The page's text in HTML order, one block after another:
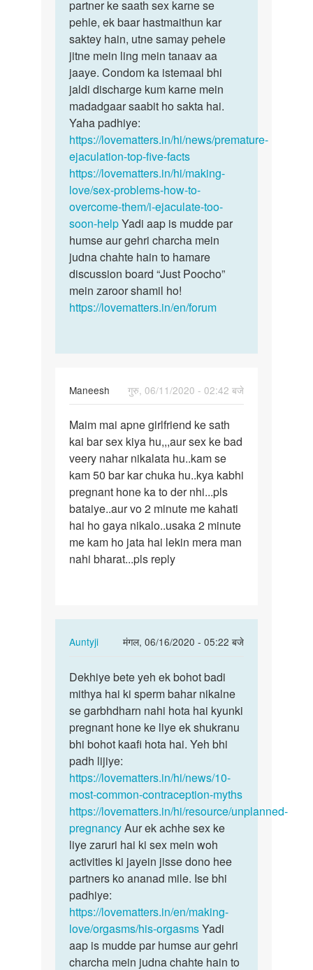
partner ke saath sex karne se
pehle, ek baar hastmaithun kar
saktey hain, utne samay pehele
jitne mein ling mein tanaav aa
jaaye. Condom ka istemaal bhi
jaldi discharge kum karne mein
madadgaar saabit ho sakta hai.
Yaha padhiye:
https://lovematters.in/hi/news/premature-
ejaculation-top-five-facts
https://lovematters.in/hi/making-
love/sex-problems-how-to-
overcome-them/i-ejaculate-too-
soon-helpYadi aap is mudde par
humse aur gehri charcha mein
judna chahte hain to hamare
discussion board “Just Poocho”
mein zaroor shamil ho!
https://lovematters.in/en/forum
Maneesh
गुरु, 06/11/2020 - 02:42 बजे
Maim
mai
apne
girlfriend
ke…
Maim mai apne girlfriend ke sath
kai bar sex kiya hu,,,aur sex ke bad
veery nahar nikalata hu..kam se
kam 50 bar kar chuka hu..kya kabhi
pregnant hone ka to der nhi...pls
bataiye..aur vo 2 minute me kahati
hai ho gaya nikalo..usaka 2 minute
me kam ho jata hai lekin mera man
nahi bharat...pls reply
Auntyji
मंगल, 06/16/2020 - 05:22 बजे
In
to
Maim
mai
apne
girlfriend
ke…
by
Maneesh
Dekhiye
bete
yeh
ek
bohot…
Dekhiye bete yeh ek bohot badi
mithya hai ki sperm bahar nikalne
se garbhdharn nahi hota hai kyunki
pregnant hone ke liye ek shukranu
bhi bohot kaafi hota hai. Yeh bhi
padh lijiye:
https://lovematters.in/hi/news/10-
most-common-contraception-myths
https://lovematters.in/hi/resource/unplanned-
pregnancyAur ek achhe sex ke
liye zaruri hai ki sex mein woh
activities ki jayein jisse dono hee
partners ko ananad mile. Ise bhi
padhiye:
https://lovematters.in/en/making-
love/orgasms/his-orgasmsYadi
aap is mudde par humse aur gehri
charcha mein judna chahte hain to